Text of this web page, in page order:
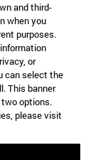
and third-
when you
purposes.
or
can select the
This banner
options.
please visit